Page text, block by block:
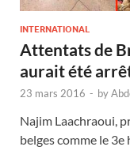
INTERNATIONAL
Attentats de
aurait été
23 mars 2016 - by
Najim Laachraoui,
belges comme le